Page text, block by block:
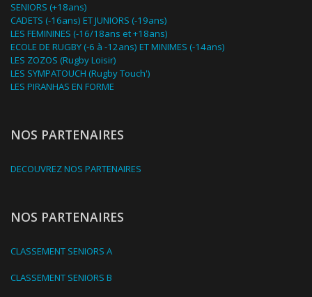
SENIORS (+18ans)
CADETS (-16ans) ET JUNIORS (-19ans)
LES FEMININES (-16/18ans et +18ans)
ECOLE DE RUGBY (-6 à -12ans) ET MINIMES (-14ans)
LES ZOZOS (Rugby Loisir)
LES SYMPATOUCH (Rugby Touch')
LES PIRANHAS EN FORME
NOS PARTENAIRES
DECOUVREZ NOS PARTENAIRES
NOS PARTENAIRES
CLASSEMENT SENIORS A
CLASSEMENT SENIORS B